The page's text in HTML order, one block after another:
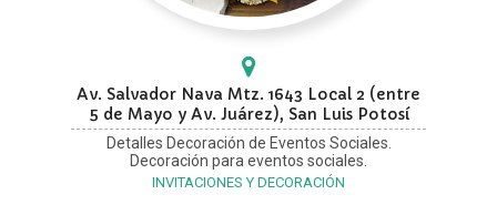
Av. Salvador Nava Mtz. 1643 Local 2 (entre
5 de Mayo y Av. Juárez), San Luis Potosí
Detalles Decoración de Eventos Sociales.
Decoración para eventos sociales.
INVITACIONES Y DECORACIÓN